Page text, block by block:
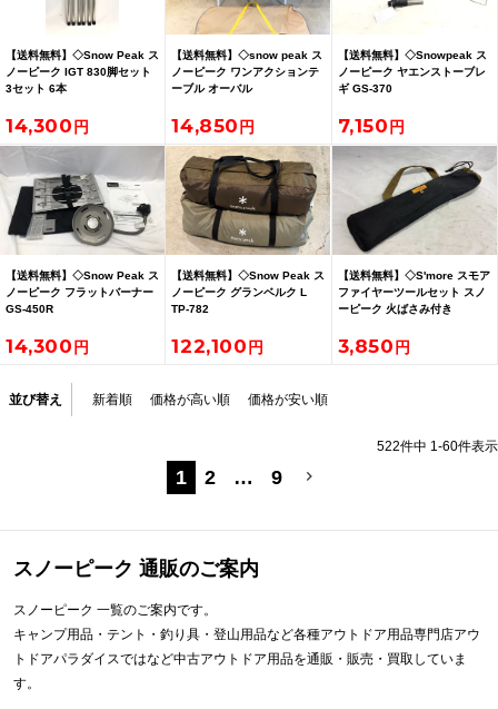
【送料無料】◇Snow Peak ス
ノーピーク IGT 830脚セット
3セット 6本
14,300
【送料無料】◇snow peak ス
ノーピーク ワンアクションテ
ーブル オーバル
14,850
【送料無料】◇Snowpeak ス
ノーピーク ヤエンストーブレ
ギ GS-370
7,150
【送料無料】◇Snow Peak ス
ノーピーク フラットバーナー
GS-450R
14,300
【送料無料】◇Snow Peak ス
ノーピーク グランベルク L
TP-782
122,100
【送料無料】◇S'more スモア
ファイヤーツールセット スノ
ーピーク 火ばさみ付き
3,850
並び替え 新着順 価格が高い順 価格が安い順
522件中 1-60件表示
1 2 … 9
スノーピーク 通販のご案内
スノーピーク 一覧のご案内です。
キャンプ用品・テント・釣り具・登山用品など各種アウトドア用品専門店アウ
トドアパラダイスではなど中古アウトドア用品を通販・販売・買取していま
す。